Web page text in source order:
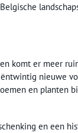
komt er meer
nieuwe
en planten
en een